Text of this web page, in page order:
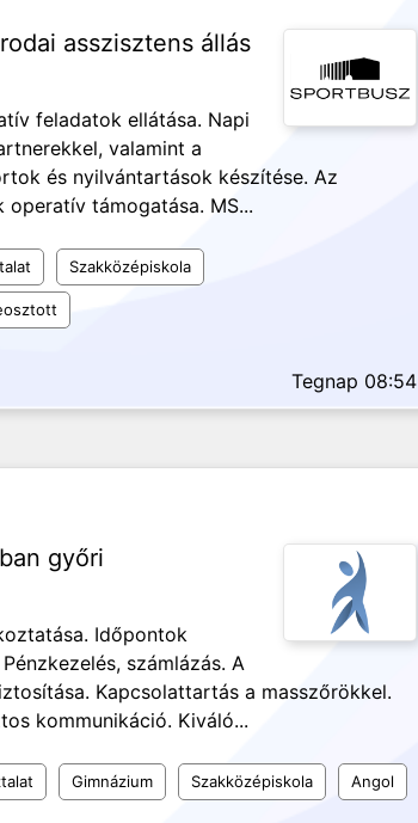
asszisztens állás
feladatok ellátása. Napi
valamint a
és nyilvántartások készítése. Az
támogatása. MS...
Szakközépiskola
Tegnap 08:54
győri
Időpontok
számlázás. A
Kapcsolattartás a masszőrökkel.
kommunikáció. Kiváló...
Gimnázium Szakközépiskola Angol